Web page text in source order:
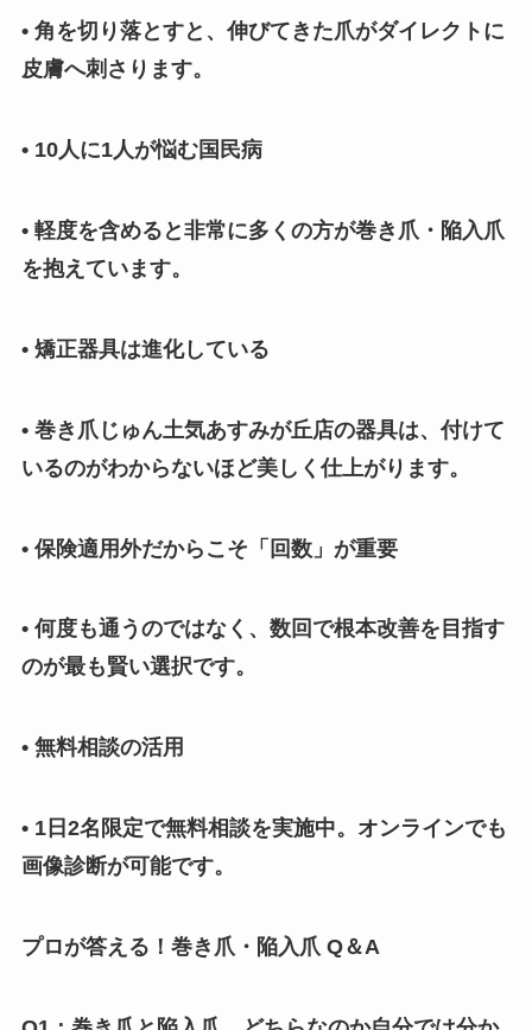
• 角を切り落とすと、伸びてきた爪がダイレクトに
皮膚へ刺さります。
• 10人に1人が悩む国民病
• 軽度を含めると非常に多くの方が巻き爪・陥入爪
を抱えています。
• 矯正器具は進化している
• 巻き爪じゅん土気あすみが丘店の器具は、付けて
いるのがわからないほど美しく仕上がります。
• 保険適用外だからこそ「回数」が重要
• 何度も通うのではなく、数回で根本改善を目指す
のが最も賢い選択です。
• 無料相談の活用
• 1日2名限定で無料相談を実施中。オンラインでも
画像診断が可能です。
プロが答える！巻き爪・陥入爪 Q＆A